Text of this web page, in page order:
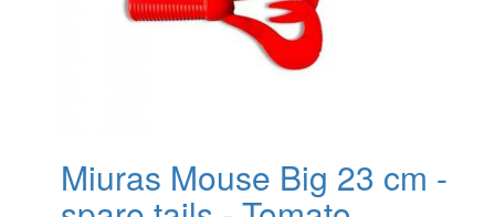
Miuras Mouse Big 23 cm -